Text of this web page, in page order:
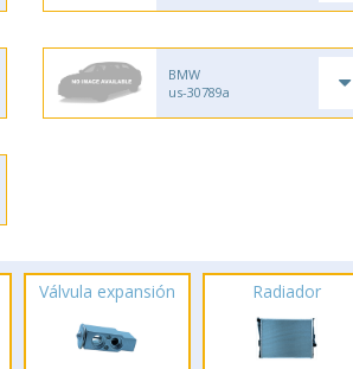
BMW
us-30789a
Válvula expansión Radiador